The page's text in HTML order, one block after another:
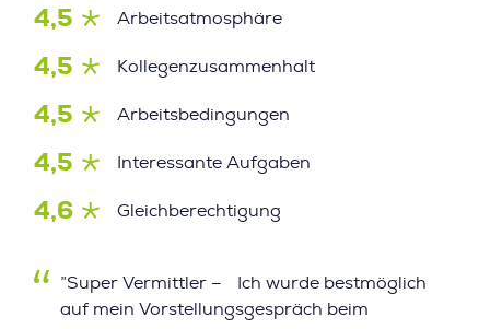
4,5 Arbeitsatmosphäre
4,5 Kollegenzusammenhalt
4,5 Arbeitsbedingungen
4,5 Interessante Aufgaben
4,6 Gleichberechtigung
”Super Vermittler – Ich wurde bestmöglich
auf mein Vorstellungsgespräch beim